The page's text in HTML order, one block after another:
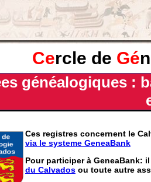
Cercle de Gé
généalogiques :
Ces registres concernent le
via le systeme GeneaBank
Pour participer à GeneaBank:
du Calvados ou toute autre